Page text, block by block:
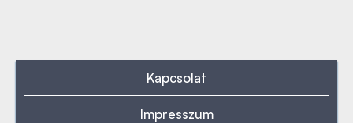
Kapcsolat
Impresszum